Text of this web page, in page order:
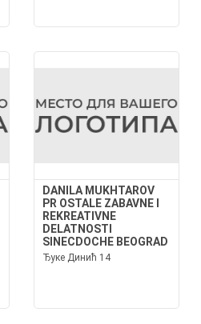
DANILA MUKHTAROV
PR OSTALE ZABAVNE I
REKREATIVNE
DELATNOSTI
SINECDOCHE BEOGRAD
Ђуке Динић 14